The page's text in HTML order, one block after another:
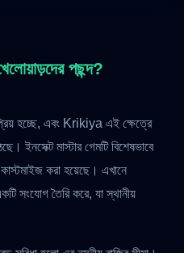
পছন্দ?
হচ্ছে, এবং Krikiya এই ক্ষেত্রে
ইনসেক্ট মাস্টার গেমটি বিশেষভাবে
কাস্টমাইজ করা হয়েছে। এখানে
সংযোগ তৈরি করে, যা স্থানীয়